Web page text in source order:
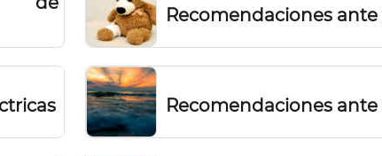
Recomendaciones
Recomendaciones